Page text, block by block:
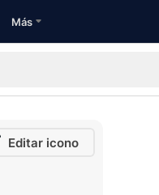
Más
Editar icono